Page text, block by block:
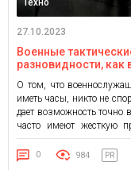
Техно
27.10.2023
Военные
разновидности, как
О том, что
иметь часы, никто не
дает возможность точно
часто имеют жесткую
Хорошим ответом на
«Галлиполи» (1981).
0 984 PR